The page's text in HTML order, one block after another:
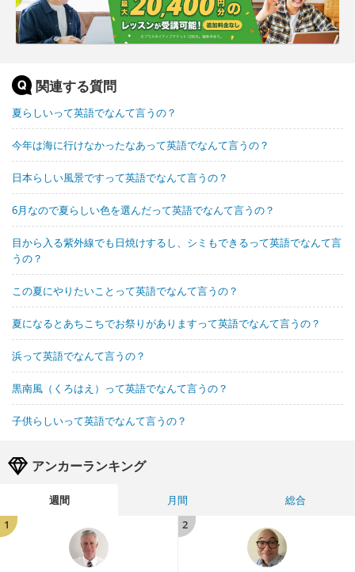
関連する質問
夏らしいって英語でなんて言うの？
今年は海に行けなかったなあって英語でなんて言うの？
日本らしい風景ですって英語でなんて言うの？
6月なので夏らしい色を選んだって英語でなんて言うの？
目から入る紫外線でも日焼けするし、シミもできるって英語でなんて言
うの？
この夏にやりたいことって英語でなんて言うの？
夏になるとあちこちでお祭りがありますって英語でなんて言うの？
浜って英語でなんて言うの？
黒南風（くろはえ）って英語でなんて言うの？
子供らしいって英語でなんて言うの？
アンカーランキング
週間 月間
総合
1
2